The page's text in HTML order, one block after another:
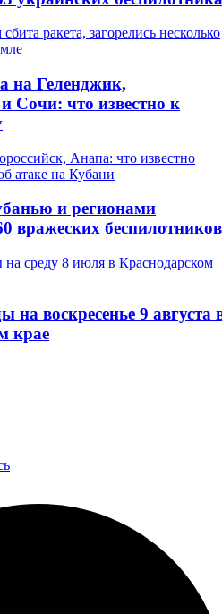
на Геленджик,
Сочи: что известно к
и регионами
вражеских беспилотников
на воскресенье 9 августа
крае